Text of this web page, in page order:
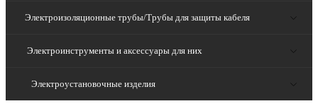
Электроизоляционные трубы/Трубы для защиты кабеля
Электроинструменты и аксессуары для них
Электроустановочные изделия